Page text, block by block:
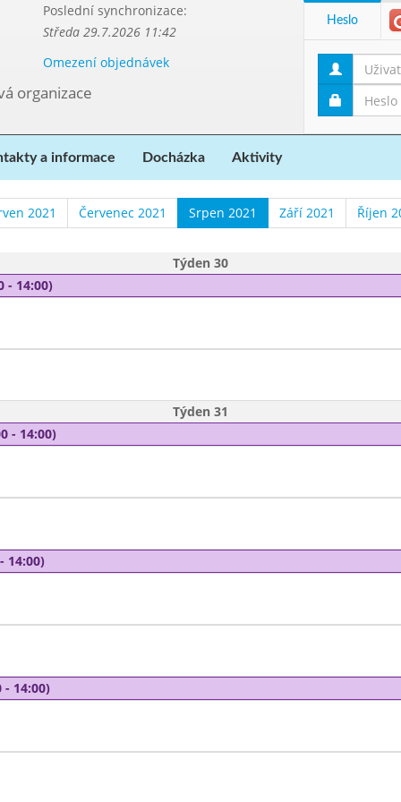
Poslední synchronizace:
Středa 29.7.2026 11:42
Omezení objednávek
organizace
Heslo
a informace Docházka Aktivity
2021 Červenec 2021 Srpen 2021 Září 2021 Říjen
Týden 30
- 14:00)
Týden 31
- 14:00)
14:00)
- 14:00)